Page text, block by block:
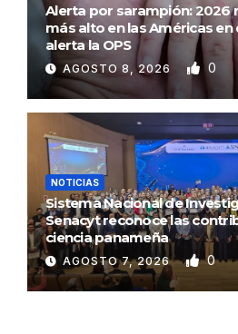
Alerta por sarampión: 2026
más alto en las Américas
alerta la OPS
AGOSTO 8, 2026 0
NOTICIAS
Sistema Nacional de
Senacyt reconoce las
ciencia panameña
AGOSTO 7, 2026 0